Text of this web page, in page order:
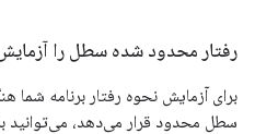
رفتار محدود شده سطل را
برای آزمایش نحوه رفتار برنامه شما
سطل محدود قرار می‌دهد، می‌توانید